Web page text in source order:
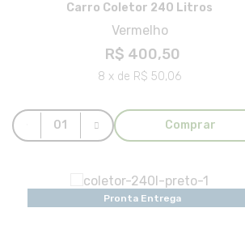
Carro Coletor 240 Litros
Vermelho
R$ 400,50
8 x de R$ 50,06
Comprar
Pronta Entrega